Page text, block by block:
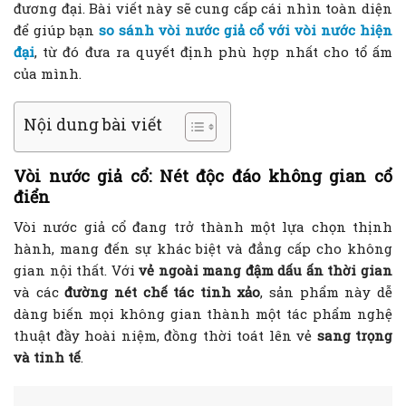
đương đại. Bài viết này sẽ cung cấp cái nhìn toàn diện
để giúp bạn so sánh vòi nước giả cổ với vòi nước hiện
đại, từ đó đưa ra quyết định phù hợp nhất cho tổ ấm
của mình.
Nội dung bài viết
Vòi nước giả cổ: Nét độc đáo không gian cổ
điển
Vòi nước giả cổ đang trở thành một lựa chọn thịnh
hành, mang đến sự khác biệt và đẳng cấp cho không
gian nội thất. Vớivẻ ngoài mang đậm dấu ấn thời gian
và cácđường nét chế tác tinh xảo, sản phẩm này dễ
dàng biến mọi không gian thành một tác phẩm nghệ
thuật đầy hoài niệm, đồng thời toát lên vẻ sang trọng
và tinh tế.